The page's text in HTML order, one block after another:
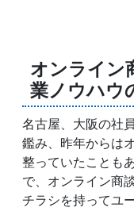
オンライン
業ノウハウ
名古屋、大阪の社
鑑み、昨年からは
整っていたことも
で、オンライン商
チラシを持ってユ